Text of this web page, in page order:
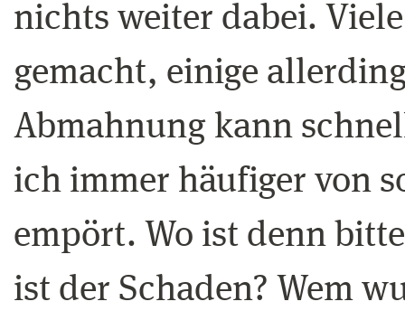
nichts weiter dabei.
gemacht, einige
Abmahnung kann
ich immer häufiger von
empört. Wo ist denn
ist der Schaden? Wem